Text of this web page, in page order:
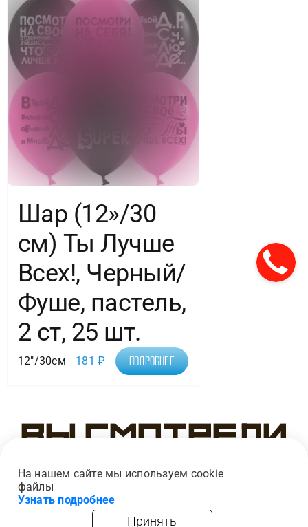
Шар (12»/30
см) Ты Лучше
Всех!, Черный/
Фуше, пастель,
2 ст, 25 шт.
12"/30см 181₽ Подробнее
Вы смотрели
На нашем сайте мы используем cookie
файлы
Узнать подробнее
Принять